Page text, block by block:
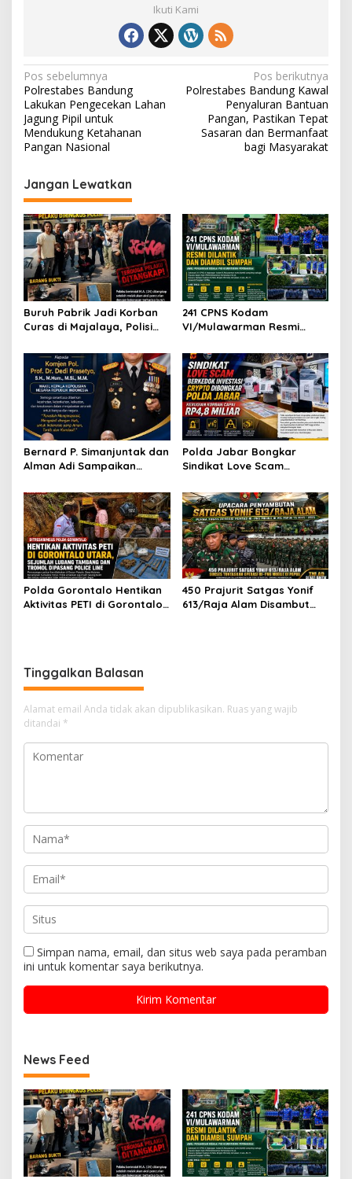
Ikuti Kami
N
a
v
i
a
s
i
p
o
s
Pos sebelumnya
Polrestabes Bandung
Lakukan Pengecekan Lahan
Jagung Pipil untuk
Mendukung Ketahanan
Pangan Nasional
Pos berikutnya
Polrestabes Bandung Kawal
Penyaluran Bantuan
Pangan, Pastikan Tepat
Sasaran dan Bermanfaat
bagi Masyarakat
Jangan Lewatkan
Buruh Pabrik Jadi Korban
Curas di Majalaya, Polisi
Usai Buron
241 CPNS Kodam
VI/Mulawarman Resmi
Pengabdian sebagai PNS
Kementerian Pertahanan
Bernard P. Simanjuntak dan
Alman Adi Sampaikan
kepada Wakapolri Komjen
Pol. Dedi Prasetyo
Polda Jabar Bongkar
Sindikat Love Scam
Kerugian Korban
Diperkirakan Capai Rp4,8
Miliar
Polda Gorontalo Hentikan
Aktivitas PETI di Gorontalo
450 Prajurit Satgas Yonif
613/Raja Alam Disambut
Tinggalkan Balasan
Alamat email Anda tidak akan dipublikasikan. Ruas yang wajib
ditandai *
Simpan nama, email, dan situs web saya pada peramban
ini untuk komentar saya berikutnya.
News Feed